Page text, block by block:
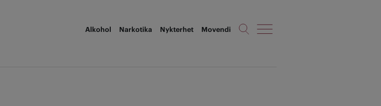
Alkohol Narkotika Nykterhet Movendi